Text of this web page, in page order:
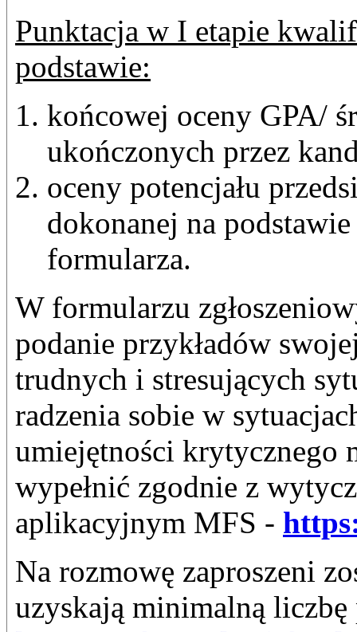
Punktacja w I etapie
podstawie:
końcowej oceny GPA/
ukończonych przez
oceny potencjału
dokonanej na
formularza.
W formularzu
podanie przykładów
trudnych i stresujących
radzenia sobie w
umiejętności krytycznego
wypełnić zgodnie z
aplikacyjnym MFS -
Na rozmowę zaproszeni
uzyskają minimalną